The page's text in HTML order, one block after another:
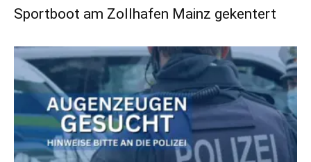
Sportboot am Zollhafen Mainz gekentert